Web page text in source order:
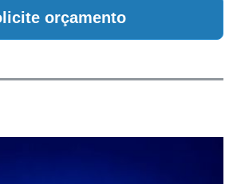
orçamento